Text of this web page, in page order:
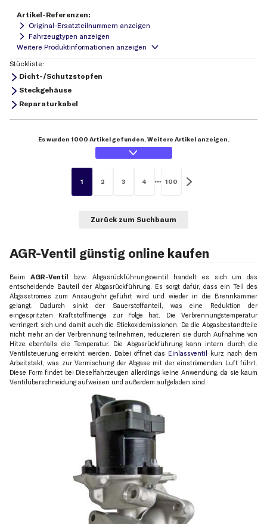
Artikel-Referenzen:
Original-Ersatzteilnummern anzeigen
Fahrzeugtypen anzeigen
Stückliste:
Dicht-/Schutzstopfen
Steckgehäuse
Reparaturkabel
Es wurden 1000 Artikel gefunden. Weitere Artikel anzeigen.
1 2 3 4 100
Zurück zum Suchbaum
AGR-Ventil günstig online kaufen
Beim AGR-Ventil
bzw. Abgasrückführungsventil handelt es sich um das
entscheidende Bauteil der Abgasrückführung. Es sorgt dafür, dass ein Teil des
Abgasstromes zum Ansaugrohr geführt wird und wieder in die Brennkammer
gelangt. Dadurch sinkt der Sauerstoffanteil, was eine Reduktion der
eingespritzten Kraftstoffmenge zur Folge hat. Die Verbrennungstemperatur
verringert sich und damit auch die Stickoxidemissionen. Da die Abgasbestandteile
nicht mehr an der Verbrennung teilnehmen, reduzieren sie durch Aufnahme von
Hitze ebenfalls die Temperatur. Die Abgasrückführung kann intern durch die
Ventilsteuerung erreicht werden. Dabei öffnet das Einlassventil
kurz nach dem
Arbeitstakt, was zur Vermischung der Abgase mit der einströmenden Luft führt.
Diese Form findet bei Dieselfahrzeugen allerdings keine Anwendung, da sie kaum
Ventilüberschneidung aufweisen und außerdem aufgeladen sind.